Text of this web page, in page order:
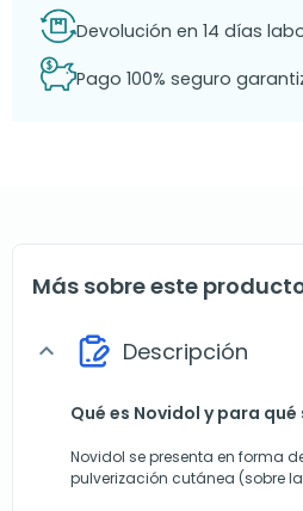
Devolución en 14 días
Pago 100% seguro
Más sobre este
expand_more Descripción
Qué es Novidol y para
Novidol se presenta en forma
pulverización cutánea (sobre